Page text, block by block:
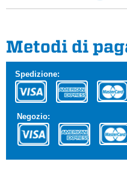
Metodi di
Spedizione:
Negozio: